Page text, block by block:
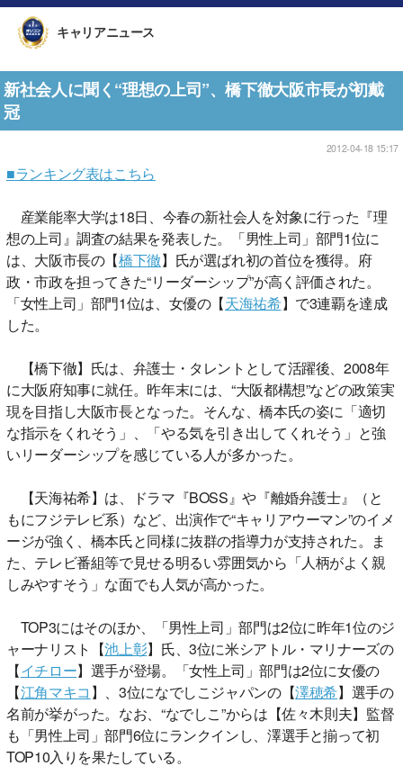
キャリアニュース
新社会人に聞く“理想の上司”、橋下徹大阪市長が初戴
冠
2012-04-18 15:17
■ランキング表はこちら
産業能率大学は18日、今春の新社会人を対象に行った『理
想の上司』調査の結果を発表した。「男性上司」部門1位に
は、大阪市長の【橋下徹】氏が選ばれ初の首位を獲得。府
政・市政を担ってきた“リーダーシップ”が高く評価された。
「女性上司」部門1位は、女優の【天海祐希】で3連覇を達成
した。
【橋下徹】氏は、弁護士・タレントとして活躍後、2008年
に大阪府知事に就任。昨年末には、“大阪都構想”などの政策実
現を目指し大阪市長となった。そんな、橋本氏の姿に「適切
な指示をくれそう」、「やる気を引き出してくれそう」と強
いリーダーシップを感じている人が多かった。
【天海祐希】は、ドラマ『BOSS』や『離婚弁護士』（と
もにフジテレビ系）など、出演作で“キャリアウーマン”のイメ
ージが強く、橋本氏と同様に抜群の指導力が支持された。ま
た、テレビ番組等で見せる明るい雰囲気から「人柄がよく親
しみやすそう」な面でも人気が高かった。
TOP3にはそのほか、「男性上司」部門は2位に昨年1位のジ
ャーナリスト【池上彰】氏、3位に米シアトル・マリナーズの
【イチロー】選手が登場。「女性上司」部門は2位に女優の
【江角マキコ 】、3位になでしこジャパンの【澤穂希】選手の
名前が挙がった。なお、“なでしこ”からは【佐々木則夫】監督
も「男性上司」部門6位にランクインし、澤選手と揃って初
TOP10入りを果たしている。